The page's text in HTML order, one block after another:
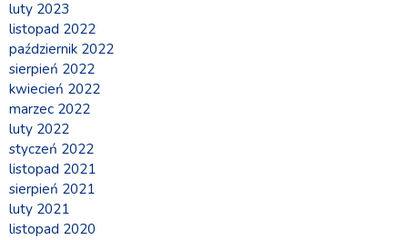
luty 2023
listopad 2022
październik 2022
sierpień 2022
kwiecień 2022
marzec 2022
luty 2022
styczeń 2022
listopad 2021
sierpień 2021
luty 2021
listopad 2020